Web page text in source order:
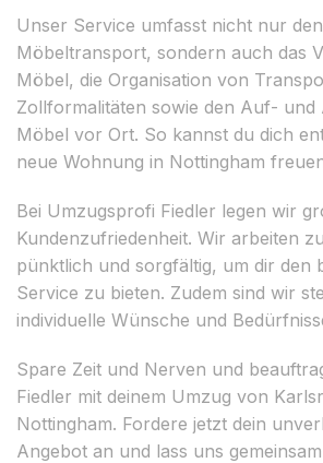
Unser Service umfasst nicht nur
Möbeltransport, sondern auch das
Möbel, die Organisation von
Zollformalitäten sowie den Auf- und
Möbel vor Ort. So kannst du dich
neue Wohnung in Nottingham
Bei Umzugsprofi Fiedler legen wir
Kundenzufriedenheit. Wir arbeiten
pünktlich und sorgfältig, um dir den
Service zu bieten. Zudem sind wir
individuelle Wünsche und
Spare Zeit und Nerven und
Fiedler mit deinem Umzug von
Nottingham. Fordere jetzt dein
Angebot an und lass uns